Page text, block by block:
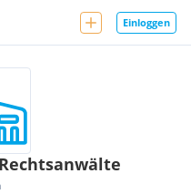
Einloggen